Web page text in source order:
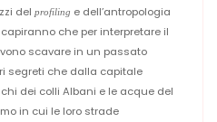
del profiling e dell’antropologia
che per interpretare il
scavare in un passato
segreti che dalla capitale
dei colli Albani e le acque del
in cui le loro strade